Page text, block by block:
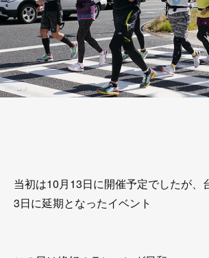
当初は10月13日に開催予定でしたが、
3日に延期となったイベント